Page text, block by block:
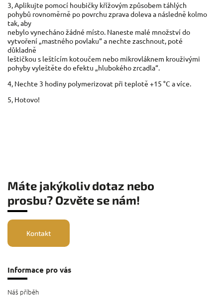
3, Aplikujte pomocí houbičky křížovým způsobem táhlých
pohybů rovnoměrně po povrchu zprava doleva a následně kolmo
tak, aby
nebylo vynecháno žádné místo. Naneste malé množství do
vytvoření „mastného povlaku“ a nechte zaschnout, poté
důkladně
leštičkou s leštícím kotoučem nebo mikrovláknem krouživými
pohyby vyleštěte do efektu „hlubokého zrcadla“.
4, Nechte 3 hodiny polymerizovat při teplotě +15 °C a více.
5, Hotovo!
Máte jakýkoliv dotaz nebo
prosbu? Ozvěte se nám!
Kontakt
Informace pro vás
Náš příběh